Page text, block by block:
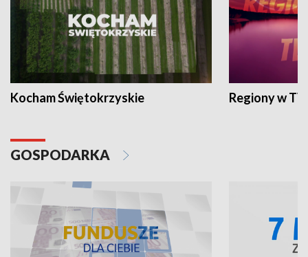
Kocham Świętokrzyskie Regiony w
GOSPODARKA